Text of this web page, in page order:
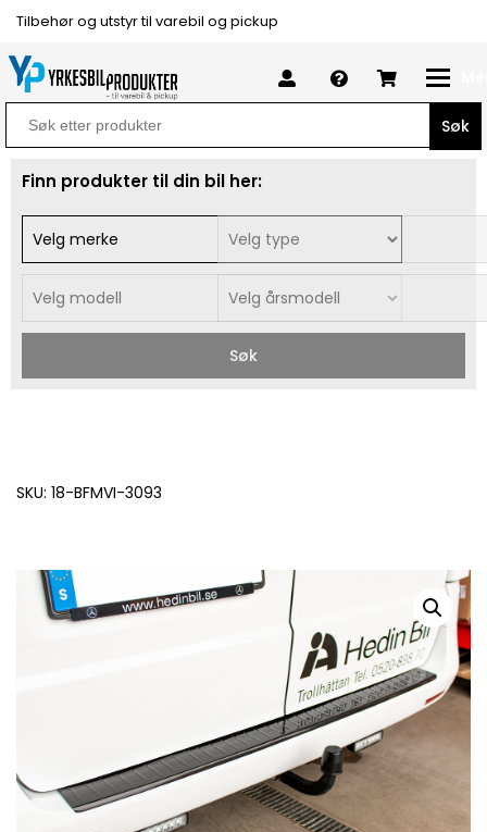
Tilbehør og utstyr til varebil og pickup
Search
for:
Finn produkter til din bil her:
Søk
SKU: 18-BFMVI-3093